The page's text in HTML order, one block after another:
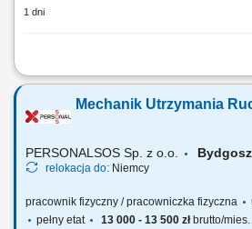
1 dni
Miejsce pracy: wszystkie kraje europejskie
specjalistycznych/przemysłowych na
montaż budowanych konstrukcji maszyn i
Mechanik Utrzymania
PERSONALSOS Sp. z o.o.
relokacja do: Niemcy
pracownik fizyczny / pracowniczka fizyczna
pełny etat
13 000 - 13 500 złbrutto/mies.